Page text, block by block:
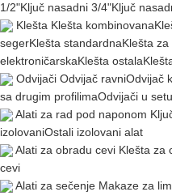
1/2"Ključ nasadni 3/4"Ključ
Klešta Klešta kombinovana
segerKlešta standardnaKlešta
elektroničarskaKlešta ostala
Odvijači Odvijač ravniOdvijač
sa drugim profilimaOdvijači u setu
Alati za rad pod naponom
izolovaniOstali izolovani alat
Alati za obradu cevi Klešta za
cevi
Alati za sečenje Makaze za lim